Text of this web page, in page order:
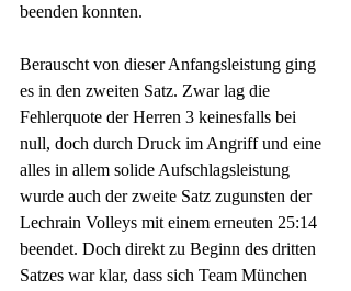
beenden konnten.
Berauscht von dieser Anfangsleistung ging
es in den zweiten Satz. Zwar lag die
Fehlerquote der Herren 3 keinesfalls bei
null, doch durch Druck im Angriff und eine
alles in allem solide Aufschlagsleistung
wurde auch der zweite Satz zugunsten der
Lechrain Volleys mit einem erneuten 25:14
beendet. Doch direkt zu Beginn des dritten
Satzes war klar, dass sich Team München